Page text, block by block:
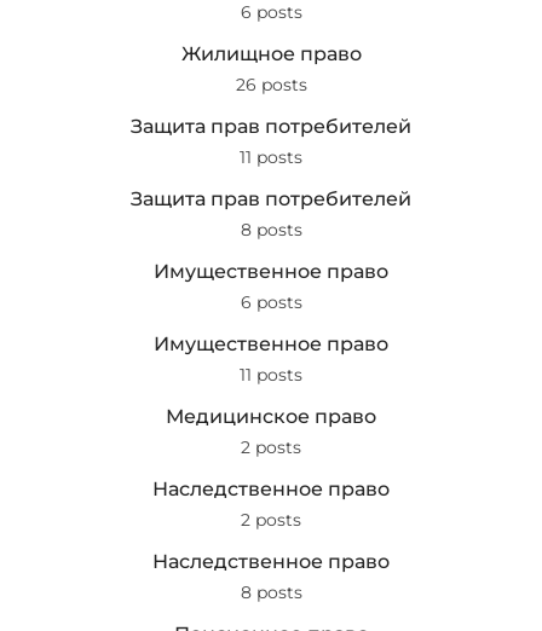
6 posts
Жилищное право
26 posts
Защита прав потребителей
11 posts
Защита прав потребителей
8 posts
Имущественное право
6 posts
Имущественное право
11 posts
Медицинское право
2 posts
Наследственное право
2 posts
Наследственное право
8 posts